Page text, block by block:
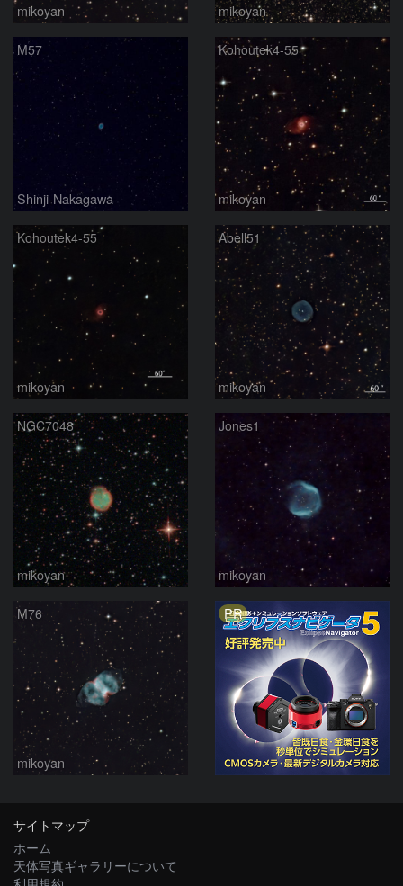
mikoyan mikoyan
M57
Shinji-Nakagawa
Kohoutek4-55
mikoyan
Kohoutek4-55
mikoyan
Abell51
mikoyan
NGC7048
mikoyan
Jones1
mikoyan
M76
mikoyan
PR
サイトマップ
ホーム
天体写真ギャラリーについて